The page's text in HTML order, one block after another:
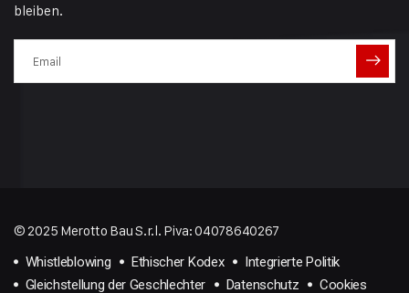
bleiben.
© 2025 Merotto Bau S.r.l. Piva: 04078640267
Whistleblowing Ethischer Kodex
Integrierte Politik
Gleichstellung der Geschlechter
Datenschutz Cookies